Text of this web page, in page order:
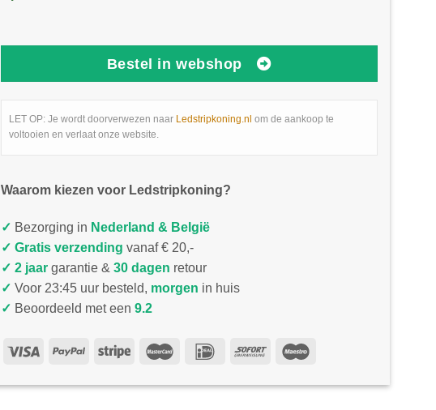
Bestel in webshop
LET OP: Je wordt doorverwezen naar Ledstripkoning.nl om de aankoop te
voltooien en verlaat onze website.
Waarom kiezen voor Ledstripkoning?
✓ Bezorging in Nederland & België
✓ Gratis verzending vanaf € 20,-
✓ 2 jaar garantie & 30 dagen retour
✓ Voor 23:45 uur besteld, morgen in huis
✓ Beoordeeld met een 9.2